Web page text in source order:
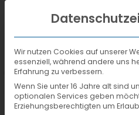
Wir nutzen Cookies auf unserer
essenziell, während andere uns
Erfahrung zu verbessern.
Wenn Sie unter 16 Jahre alt sind
optionalen Services geben
Erziehungsberechtigten um